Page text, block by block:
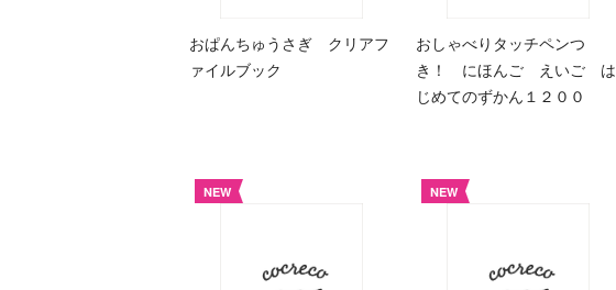
おぱんちゅうさぎ クリアフ
ァイルブック
おしゃべりタッチペンつ
き！ にほんご えいご は
じめてのずかん１２００
NEW NEW